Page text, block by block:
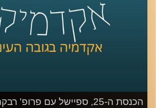
הכנסת ה-25, ספיישל עם פרופ'